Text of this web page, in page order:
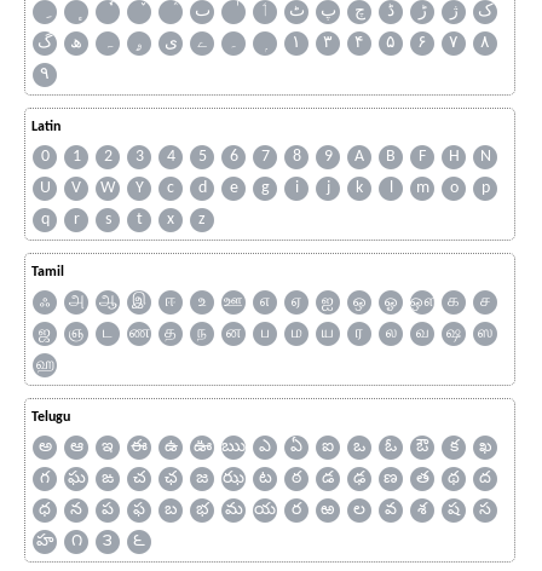
ٮ
ٲ ٹ پ چ ڈ ڑ ژ
ک
گ
ھ ہ ۄ ی ے ۔ ۱ ۳ ۴ ۵ ۶ ۷
۸
۹
Latin
0 1 2 3 4 5 6 7 8 9 A B F H
N
U
V W Y c d e g i j k l m o
p
q
r s t x z
Tamil
ஃ அ ஆ இ ஈ உ ஊ எ ஏ ஐ ஒ ஓ ஔ க
ச
ஜ
ஞ ட ண த ந ன ப ம ய ர ல வ ஷ
ஸ
ஹ
Telugu
అ ఆ ఇ ఈ ఉ ఊ ఋ ఎ ఏ ఐ ఒ ఓ ఔ క
ఖ
గ
ఘ ఙ చ ఛ జ ఝ ట ఠ డ ఢ ణ త థ
ద
ధ
న ప ఫ బ భ మ య ర ఱ ల వ శ ష
స
హ
౧ ౩ ౬